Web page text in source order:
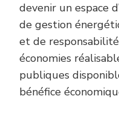
devenir un espace
de gestion
et de
économies
publiques
bénéfice